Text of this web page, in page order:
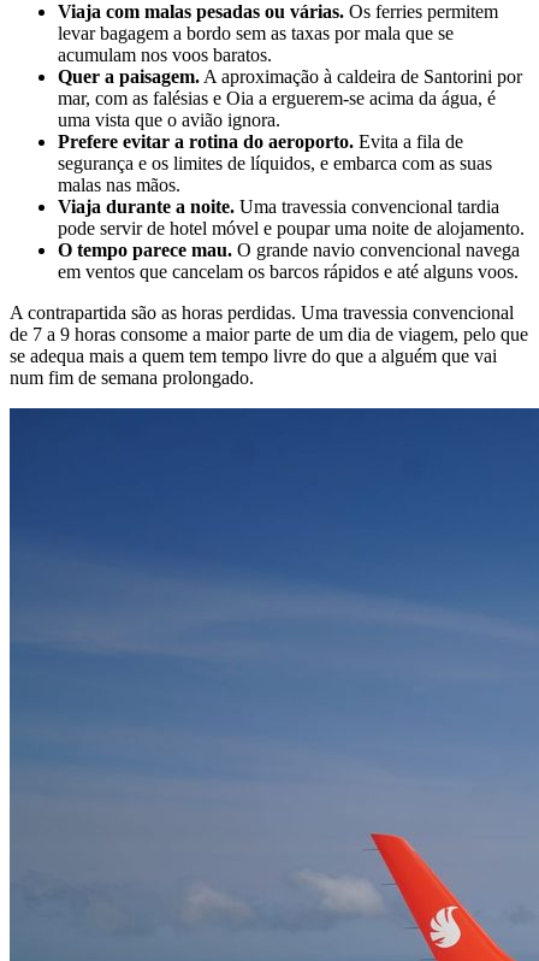
Viaja com malas pesadas ou várias. Os ferries permitem
levar bagagem a bordo sem as taxas por mala que se
acumulam nos voos baratos.
Quer a paisagem. A aproximação à caldeira de Santorini por
mar, com as falésias e Oia a erguerem-se acima da água, é
uma vista que o avião ignora.
Prefere evitar a rotina do aeroporto. Evita a fila de
segurança e os limites de líquidos, e embarca com as suas
malas nas mãos.
Viaja durante a noite. Uma travessia convencional tardia
pode servir de hotel móvel e poupar uma noite de alojamento.
O tempo parece mau. O grande navio convencional navega
em ventos que cancelam os barcos rápidos e até alguns voos.
A contrapartida são as horas perdidas. Uma travessia convencional
de 7 a 9 horas consome a maior parte de um dia de viagem, pelo que
se adequa mais a quem tem tempo livre do que a alguém que vai
num fim de semana prolongado.